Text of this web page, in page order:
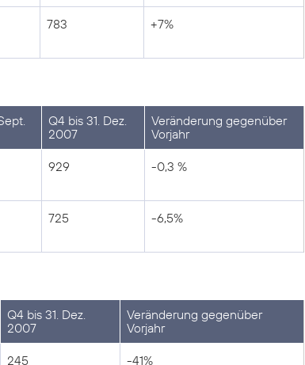
783 +7%
Q4 bis 31. Dez.
2007
Veränderung gegenüber
Vorjahr
929 -0,3 %
725 -6,5%
Q4 bis 31. Dez.
2007
Veränderung gegenüber
Vorjahr
245 -41%